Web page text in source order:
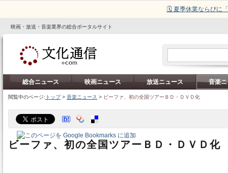
🗓️ 夏季休業ならびに
映画・放送・音楽業界の総合ポータルサイト
総合ニュース 映画ニュース 放送ニュース 音楽
閲覧中のページ: トップ> 音楽ニュース > ビーファ、初の全国ツアーＢＤ・ＤＶＤ化
ビーファ、初の全国ツアーＢＤ・ＤＶＤ化